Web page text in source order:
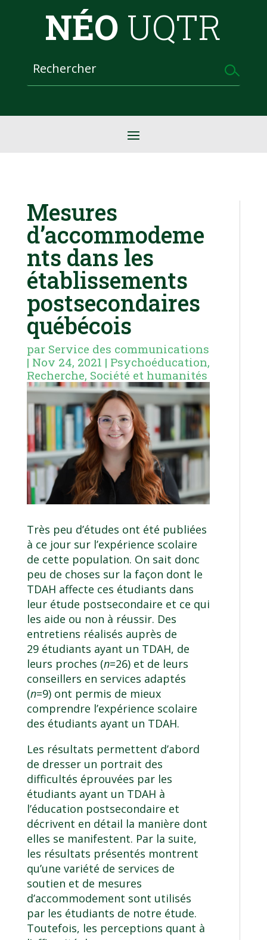
NÉO UQTR
Mesures
d’accommodeme
nts dans les
établissements
postsecondaires
québécois
par Service des communications
| Nov 24, 2021 | Psychoéducation,
Recherche, Société et humanités
Très peu d’études ont été publiées
à ce jour sur l’expérience scolaire
de cette population. On sait donc
peu de choses sur la façon dont le
TDAH affecte ces étudiants dans
leur étude postsecondaire et ce qui
les aide ou non à réussir. Des
entretiens réalisés auprès de
29 étudiants ayant un TDAH, de
leurs proches (n=26) et de leurs
conseillers en services adaptés
(n=9) ont permis de mieux
comprendre l’expérience scolaire
des étudiants ayant un TDAH.
Les résultats permettent d’abord
de dresser un portrait des
difficultés éprouvées par les
étudiants ayant un TDAH à
l’éducation postsecondaire et
décrivent en détail la manière dont
elles se manifestent. Par la suite,
les résultats présentés montrent
qu’une variété de services de
soutien et de mesures
d’accommodement sont utilisés
par les étudiants de notre étude.
Toutefois, les perceptions quant à